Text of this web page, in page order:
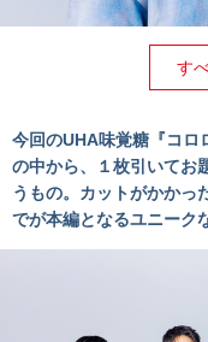
す
今回のUHA味覚糖『コロ
の中から、１枚引いてお
うもの。カットがかかっ
でが本編となるユニーク